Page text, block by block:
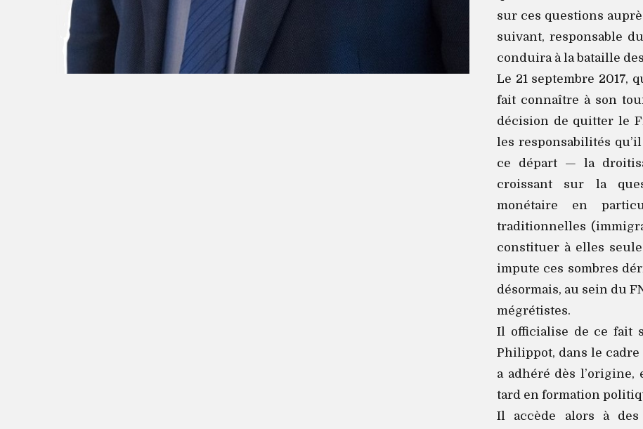
sur ces questions
suivant, responsable
conduira à la bataille
Le 21 septembre 2017,
fait connaître à son
décision de quitter le
les responsabilités
ce départ — la
croissant sur la
monétaire en
traditionnelles
constituer à elles
impute ces sombres
désormais, au sein du
mégrétistes.
Il officialise de ce fait
Philippot, dans le cadre
a adhéré dès
tard en formation
Il accède alors à des